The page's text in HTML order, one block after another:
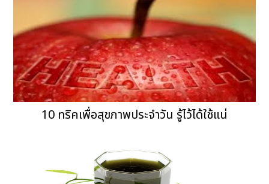
10 ทริคเพื่อสุขภาพประจำวัน รู้ไว้ได้ใช้แน่